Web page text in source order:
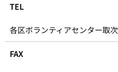
TEL
各区ボランティアセンター取次
FAX